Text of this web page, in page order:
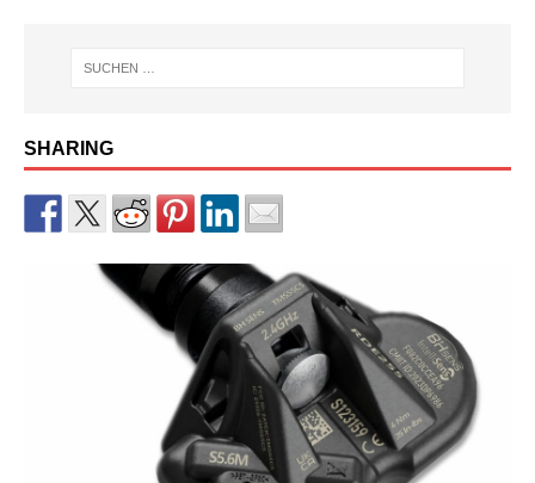
SHARING